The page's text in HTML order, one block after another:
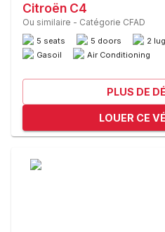
Citroën C4
Ou similaire - Catégorie CFAD
5 seats 5 doors 2
Gasoil
Air Conditioning
PLUS DE
LOUER CE